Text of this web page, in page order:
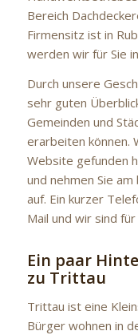
Bereich
Firmensitz ist in
werden wir für Sie
Durch unsere
sehr guten
Gemeinden und
erarbeiten können.
Website gefunden
und nehmen Sie
auf. Ein kurzer
Mail und wir sind für
Ein paar
zu Trittau
Trittau ist eine
Bürger wohnen in